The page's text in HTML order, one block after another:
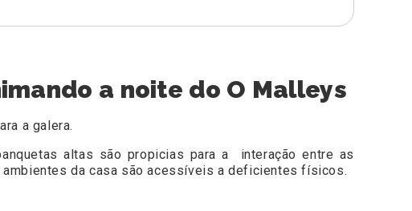
a noite do O Malleys
a galera.
altas são propicias para a interação entre as
da casa são acessíveis a deficientes físicos.